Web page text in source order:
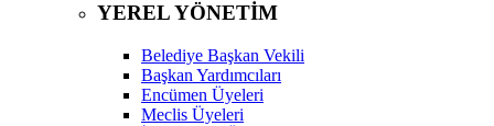
YEREL YÖNETİM
Belediye Başkan Vekili
Başkan Yardımcıları
Encümen Üyeleri
Meclis Üyeleri